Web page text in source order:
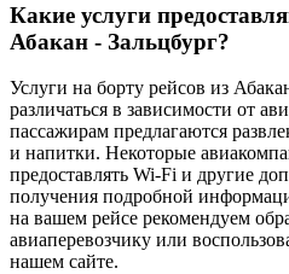
Какие услуги
Абакан - Зальцбург?
Услуги на борту рейсов из
различаться в зависимости от
пассажирам предлагаются
и напитки. Некоторые
предоставлять Wi-Fi и другие
получения подробной
на вашем рейсе рекомендуем
авиаперевозчику или
нашем сайте.